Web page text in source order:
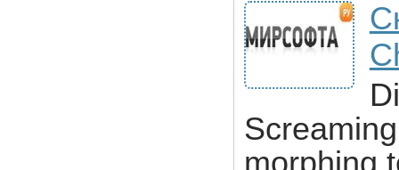
morphing